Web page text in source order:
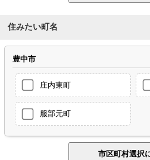
住みたい町名
豊中市
庄内東町
服部元町